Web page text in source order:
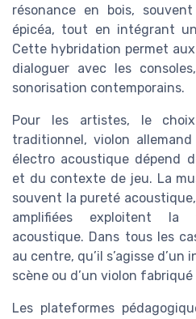
résonance en bois,
épicéa, tout en intégrant
Cette hybridation permet
dialoguer avec les
sonorisation contemporains.
Pour les artistes, le
traditionnel, violon
électro acoustique dépend
et du contexte de jeu. La
souvent la pureté
amplifiées exploitent la
acoustique. Dans tous les
au centre, qu’il s’agisse
scène ou d’un violon
Les plateformes